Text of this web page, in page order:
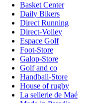
Basket Center
Daily Bikers
Direct Running
Direct-Volley
Espace Golf
Foot-Store
Galop-Store
Golf and co
Handball-Store
House of rugby
La sellerie de Maé